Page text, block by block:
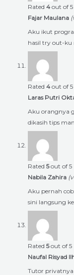
Rated 4 out of 5
Fajar Maulana
Aku ikut
hasil try out-ku
Rated 4 out of 5
Laras Putri
Aku orangnya
dikasih tips
Rated 5out of 5
Nabila Zahira
Aku pernah
sini langsung
Rated 5out of 5
Naufal Risyad
Tutor